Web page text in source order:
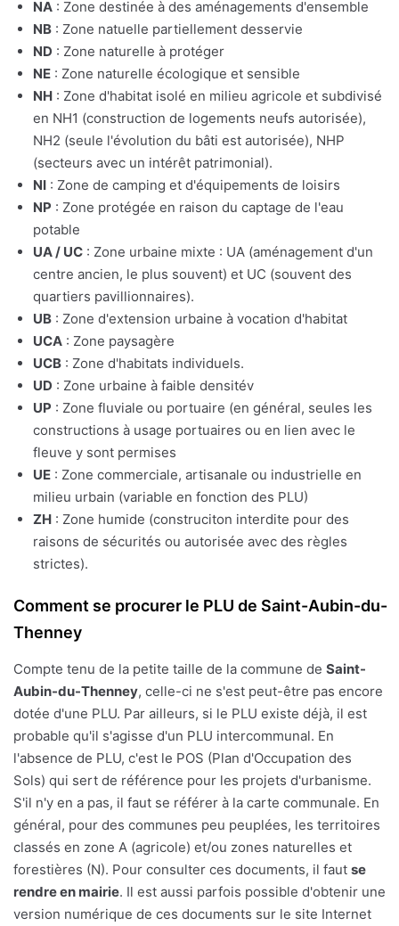
NA : Zone destinée à des aménagements d'ensemble
NB : Zone natuelle partiellement desservie
ND : Zone naturelle à protéger
NE : Zone naturelle écologique et sensible
NH : Zone d'habitat isolé en milieu agricole et subdivisé
en NH1 (construction de logements neufs autorisée),
NH2 (seule l'évolution du bâti est autorisée), NHP
(secteurs avec un intérêt patrimonial).
NI : Zone de camping et d'équipements de loisirs
NP : Zone protégée en raison du captage de l'eau
potable
UA / UC : Zone urbaine mixte : UA (aménagement d'un
centre ancien, le plus souvent) et UC (souvent des
quartiers pavillionnaires).
UB : Zone d'extension urbaine à vocation d'habitat
UCA : Zone paysagère
UCB : Zone d'habitats individuels.
UD : Zone urbaine à faible densitév
UP : Zone fluviale ou portuaire (en général, seules les
constructions à usage portuaires ou en lien avec le
fleuve y sont permises
UE : Zone commerciale, artisanale ou industrielle en
milieu urbain (variable en fonction des PLU)
ZH : Zone humide (construciton interdite pour des
raisons de sécurités ou autorisée avec des règles
strictes).
Comment se procurer le PLU de Saint-Aubin-du-
Thenney
Compte tenu de la petite taille de la commune de Saint-
Aubin-du-Thenney, celle-ci ne s'est peut-être pas encore
dotée d'une PLU. Par ailleurs, si le PLU existe déjà, il est
probable qu'il s'agisse d'un PLU intercommunal. En
l'absence de PLU, c'est le POS (Plan d'Occupation des
Sols) qui sert de référence pour les projets d'urbanisme.
S'il n'y en a pas, il faut se référer à la carte communale. En
général, pour des communes peu peuplées, les territoires
classés en zone A (agricole) et/ou zones naturelles et
forestières (N). Pour consulter ces documents, il faut se
rendre en mairie. Il est aussi parfois possible d'obtenir une
version numérique de ces documents sur le site Internet